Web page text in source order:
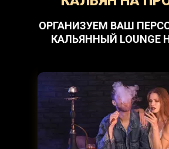
ОРГАНИЗУЕМ ВАШ
КАЛЬЯННЫЙ LOUNGE